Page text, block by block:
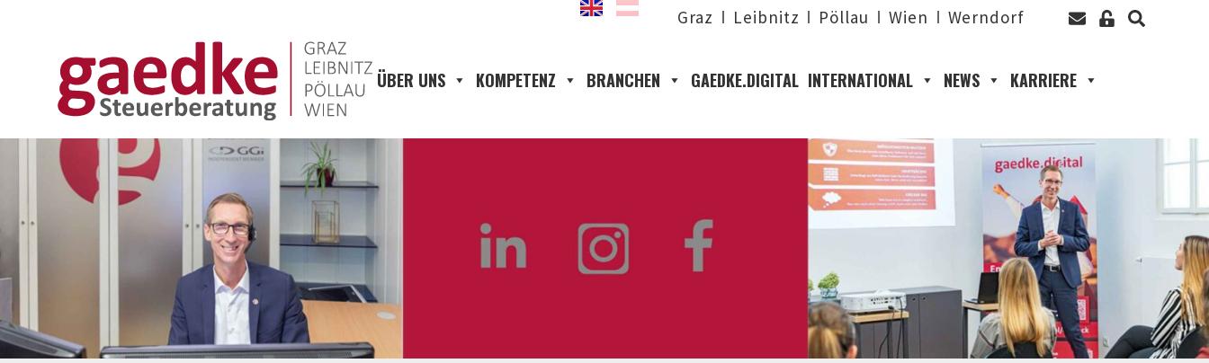
Graz Leibnitz Pöllau Wien Werndorf
ÜBER UNS KOMPETENZ BRANCHEN GAEDKE.DIGITAL INTERNATIONAL NEWS KARRIERE